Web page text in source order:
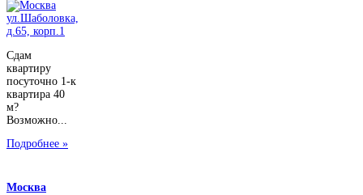
Сдам
квартиру
посуточно 1-к
квартира 40
м?
Возможно...
Подробнее »
Москва